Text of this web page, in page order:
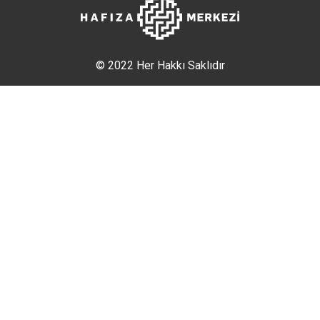
© 2022 Her Hakkı Saklıdır